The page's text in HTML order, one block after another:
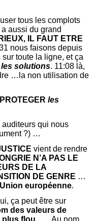
tous les complots
aussi du grand
IL FAUT ETRE
nous faisons depuis
toute la ligne, et ça
solutions. 11:08 là,
…la non utilisation de
PROTEGER les
auditeurs qui nous
?) …
vient de rendre
N’A PAS LE
DE LA
DE GENRE …
européenne.
ça peut être sur
des valeurs de